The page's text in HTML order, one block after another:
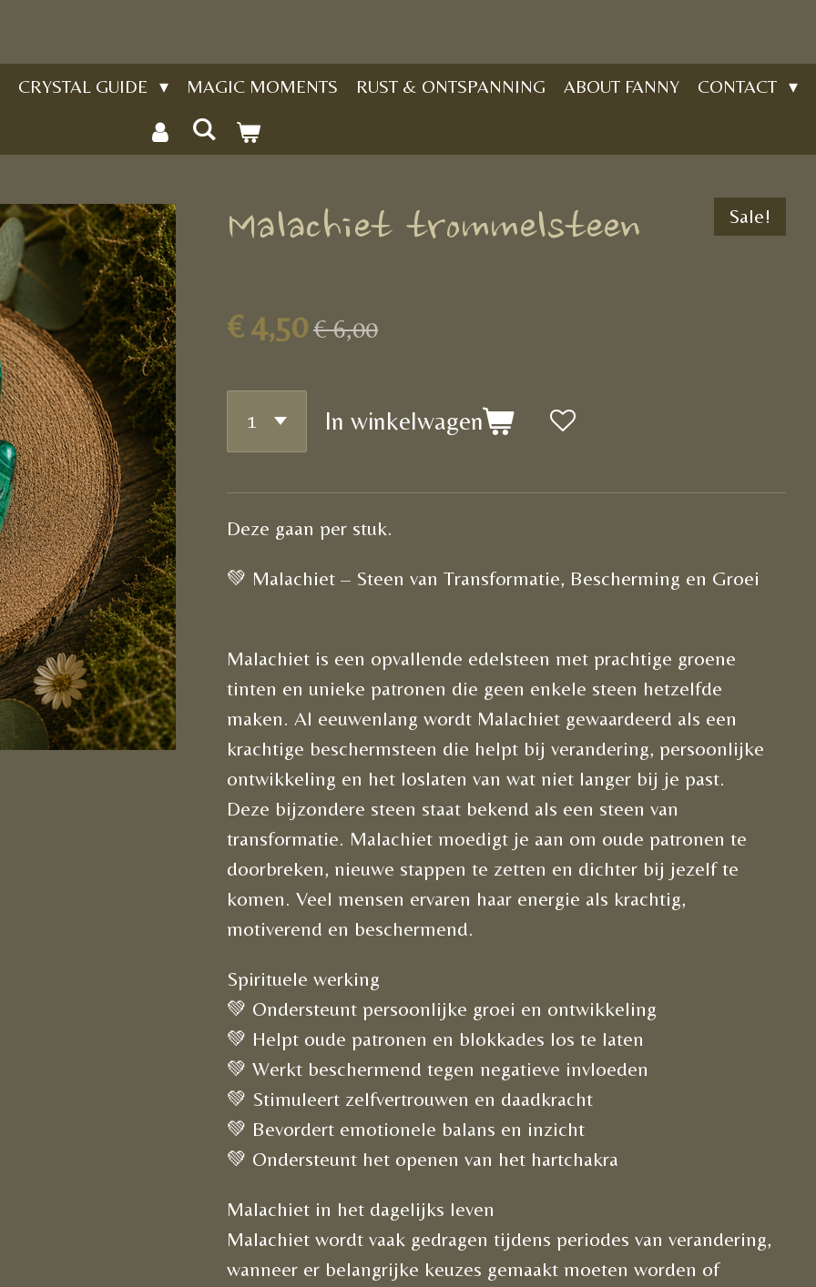
CRYSTAL GUIDE MAGIC MOMENTS RUST & ONTSPANNING ABOUT FANNY CONTACT
Malachiet trommelsteen Sale!
€ 4,50€ 6,00
In winkelwagen
Deze gaan per stuk.
💚 Malachiet – Steen van Transformatie, Bescherming en Groei
Malachiet is een opvallende edelsteen met prachtige groene
tinten en unieke patronen die geen enkele steen hetzelfde
maken. Al eeuwenlang wordt Malachiet gewaardeerd als een
krachtige beschermsteen die helpt bij verandering, persoonlijke
ontwikkeling en het loslaten van wat niet langer bij je past.
Deze bijzondere steen staat bekend als een steen van
transformatie. Malachiet moedigt je aan om oude patronen te
doorbreken, nieuwe stappen te zetten en dichter bij jezelf te
komen. Veel mensen ervaren haar energie als krachtig,
motiverend en beschermend.
Spirituele werking
💚 Ondersteunt persoonlijke groei en ontwikkeling
💚 Helpt oude patronen en blokkades los te laten
💚 Werkt beschermend tegen negatieve invloeden
💚 Stimuleert zelfvertrouwen en daadkracht
💚 Bevordert emotionele balans en inzicht
💚 Ondersteunt het openen van het hartchakra
Malachiet in het dagelijks leven
Malachiet wordt vaak gedragen tijdens periodes van verandering,
wanneer er belangrijke keuzes gemaakt moeten worden of